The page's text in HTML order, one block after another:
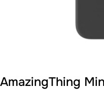
AmazingThing